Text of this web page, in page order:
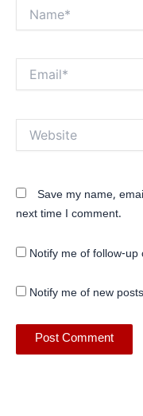
Save my name,
next time I comment.
Notify me of follow-
Notify me of new